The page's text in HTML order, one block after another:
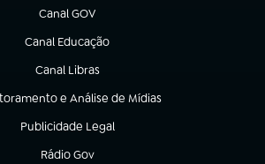
Canal GOV
(abre em nova aba)
Canal Educação
(abre em nova aba)
Canal Libras
(abre em nova aba)
e Análise de Mídias
em nova aba)
Publicidade Legal
(abre em nova aba)
Rádio Gov
(abre em nova aba)